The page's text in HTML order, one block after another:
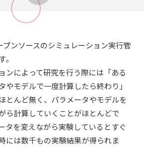
プンソースのシミュレーション実行管
ンによって研究を行う際には「ある
やモデルで一度計算したら終わり」
とんど無く、パラメータやモデルを
ら計算していくことがほとんどで
タを変えながら実験しているとすぐ
には数千もの実験結果が得られま